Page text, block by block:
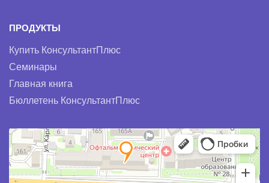
ПРОДУКТЫ
Купить КонсультантПлюс
Семинары
Главная книга
Бюллетень КонсультантПлюс